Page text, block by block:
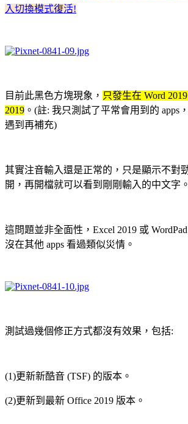
入切換模式復活!
目前此黑色方塊現象， 只發生在 Word
2019 。(註: 我只測試了平常會用到的 apps
遇到再補充)
其實注音輸入還是正常的，只是顯示不對
開，再開檔就可以看到剛剛輸入的中文字。
這問題並非全面性，Excel 2019 或
沒在其他 apps 看過類似災情。
測試過幾個修正方式都沒有效果，包括:
(1)更新新酷音 (TSF) 的版本。
(2)更新到最新 Office 2019 版本。